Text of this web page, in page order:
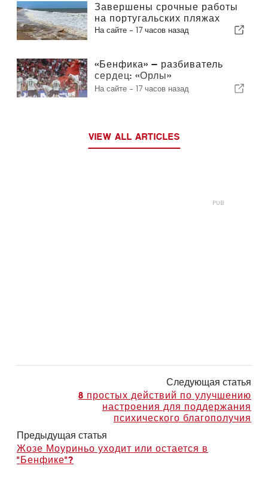
Завершены срочные работы
на португальских пляжах
На сайте - 17 часов назад
«Бенфика» — разбиватель
сердец: «Орлы»
отправляются в Эдинбург,
На сайте - 17 часов назад
VIEW ALL ARTICLES
Следующая статья
8 простых действий по улучшению
настроения для поддержания
психического благополучия
Предыдущая статья
Жозе Моуриньо уходит или остается в
"Бенфике"?